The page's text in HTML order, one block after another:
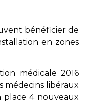
bénéficier de
en zones
médicale 2016
médecins libéraux
place 4 nouveaux